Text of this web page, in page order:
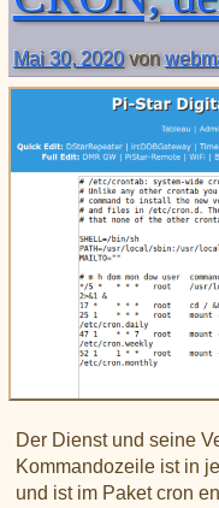
Liste aller Rubiken
BrandMeister Hose
CSS Tool (color
DMR ID
YSFReflectors
Xreflector
IPSC2 Hotspot
deutsche Räume
XLX031
Download
Mai 30, 2020 von
Der Dienst und seine
Kommandozeile ist in
und ist im Paket cron